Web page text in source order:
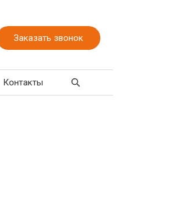
Заказать звонок
Контакты